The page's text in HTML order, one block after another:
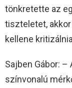
tönkretette az
tiszteletet,
kellene
Sajben Gábor:
színvonalú